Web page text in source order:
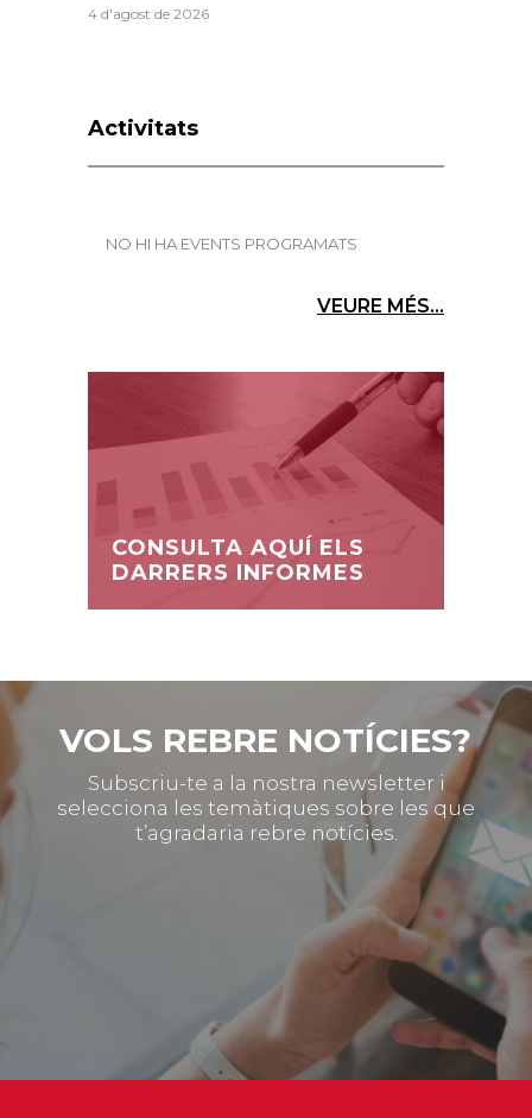
4 d'agost de 2026
Activitats
NO HI HA EVENTS PROGRAMATS
VEURE MÉS...
CONSULTA AQUÍ ELS
DARRERS INFORMES
VOLS REBRE NOTÍCIES?
Subscriu-te a la nostra newsletter i
selecciona les temàtiques sobre les que
t’agradaria rebre notícies.